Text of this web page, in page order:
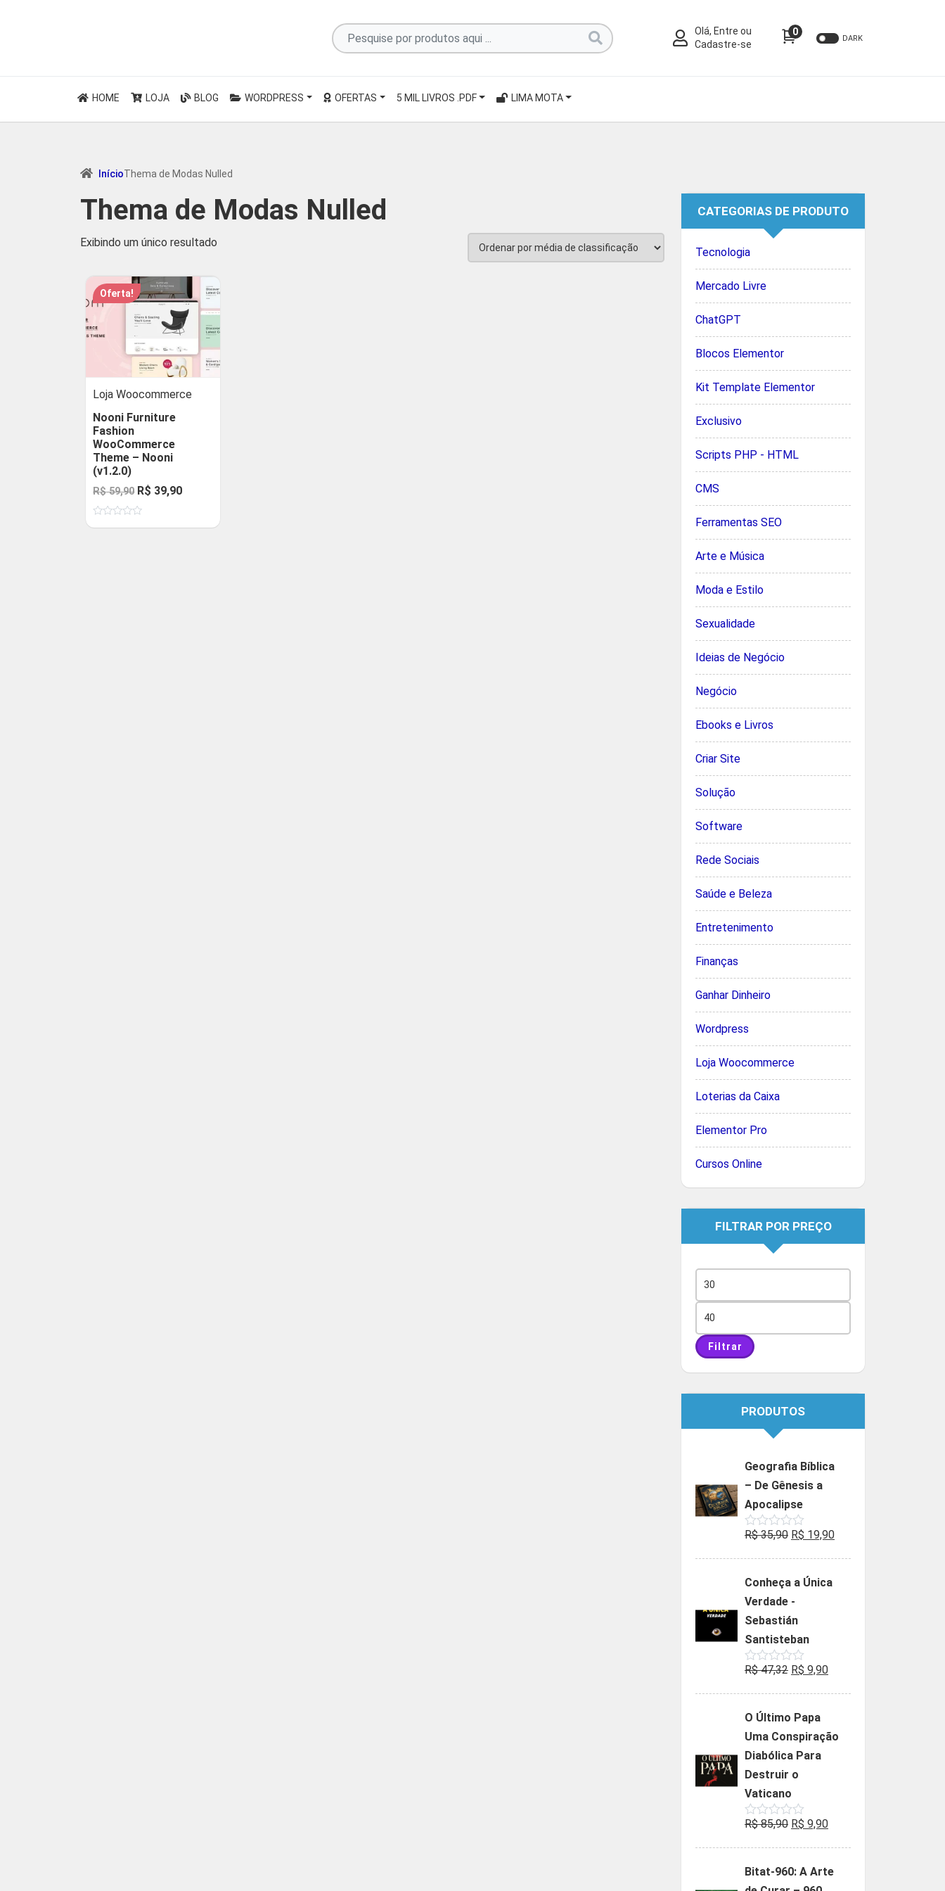
Pesquise
por
Olá, Entre ou
Cadastre-se
0
DARK
HOME LOJA BLOG WORDPRESS OFERTAS 5 MIL LIVROS .PDF LIMA MOTA
InícioThema de Modas Nulled
Thema de Modas Nulled
Exibindo um único resultado
Oferta!
Loja Woocommerce
Nooni Furniture
Fashion
WooCommerce
Theme – Nooni
(v1.2.0)
R$59,90 O
preço
original
R$ 39,90O
atual
CATEGORIAS DE PRODUTO
Tecnologia
Mercado Livre
ChatGPT
Blocos Elementor
Kit Template Elementor
Exclusivo
Scripts PHP - HTML
CMS
Ferramentas SEO
Arte e Música
Moda e Estilo
Sexualidade
Ideias de Negócio
Negócio
Ebooks e Livros
Criar Site
Solução
Software
Rede Sociais
Saúde e Beleza
Entretenimento
Finanças
Ganhar Dinheiro
Wordpress
Loja Woocommerce
Loterias da Caixa
Elementor Pro
Cursos Online
FILTRAR POR PREÇO
mínimo
máximo
Filtrar
PRODUTOS
Geografia Bíblica
– De Gênesis a
Apocalipse
Avaliação
de
R$35,90 O
era:
R$ 19,90O
Conheça a Única
Verdade -
Sebastián
Santisteban
Avaliação
de
R$47,32 O
era:
R$ 47,32.
R$ 9,90O
R$ 9,90.
O Último Papa
Uma Conspiração
Diabólica Para
Destruir o
Vaticano
Avaliação
de
R$85,90 O
era:
R$ 9,90O
é:
Bitat-960: A Arte